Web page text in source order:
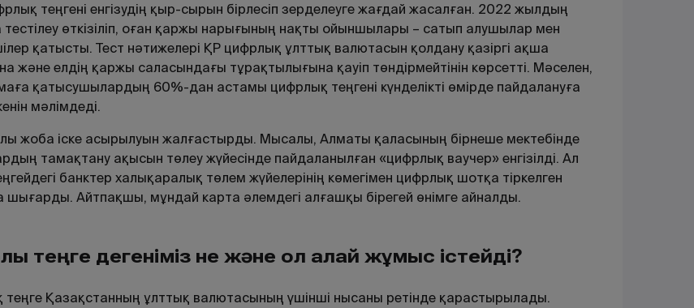
теңгені енгізудің қыр-сырын бірлесіп зерделеуге жағдай жасалған. 2022 жылдың
өткізіліп, оған қаржы нарығының нақты ойыншылары – сатып алушылар мен
қатысты. Тест нәтижелері ҚР цифрлық ұлттық валютасын қолдану қазіргі ақша
және елдің қаржы саласындағы тұрақтылығына қауіп төндірмейтінін көрсетті. Мәселен,
қатысушылардың 60%-дан астамы цифрлық теңгені күнделікті өмірде пайдалануға
мәлімдеді.
жоба іске асырылуын жалғастырды. Мысалы, Алматы қаласының бірнеше мектебінде
тамақтану ақысын төлеу жүйесінде пайдаланылған «цифрлық ваучер» енгізілді. Ал
банктер халықаралық төлем жүйелерінің көмегімен цифрлық шотқа тіркелген
шығарды. Айтпақшы, мұндай карта әлемдегі алғашқы бірегей өнімге айналды.
теңге дегеніміз не және ол қалай жұмыс істейді?
Қазақстанның ұлттық валютасының үшінші нысаны ретінде қарастырылады.